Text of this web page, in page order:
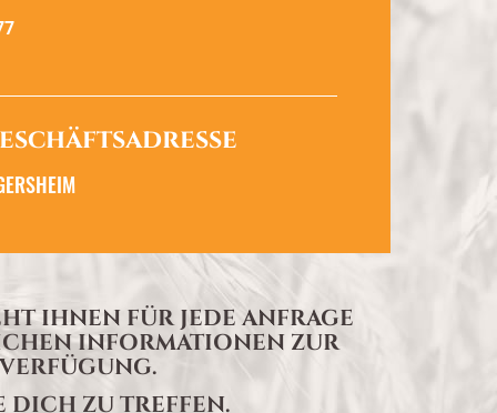
IHNEN FÜR JEDE ANFRAGE
INFORMATIONEN ZUR
VERFÜGUNG.
DICH ZU TREFFEN.